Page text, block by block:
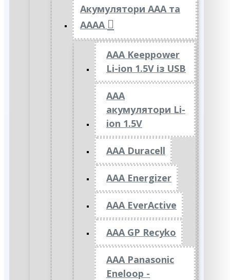
Акумулятори ААА та
АААА
AAA Keeppower
Li-ion 1.5V із USB
ААА
акумулятори Li-
ion 1.5V
AAA Duracell
AAA Energizer
AAA EverActive
AAA GP Recyko
AAA Panasonic
Eneloop -